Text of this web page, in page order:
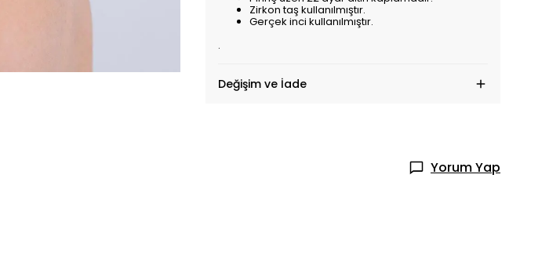
Zirkon taş kullanılmıştır.
Gerçek inci kullanılmıştır.
.
Değişim ve İade
Yorum Yap